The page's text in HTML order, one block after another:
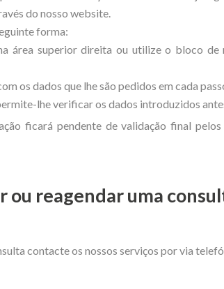
do nosso website.
forma:
área superior direita ou utilize o bloco de
os dados que lhe são pedidos em cada
lhe verificar os dados introduzidos
ficará pendente de validação final
ou reagendar uma
contacte os nossos serviços por via